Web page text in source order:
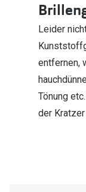
Leider
entfernen,
Tönung
der